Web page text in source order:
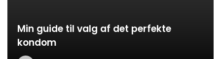
Min guide til valg af det perfekte
kondom